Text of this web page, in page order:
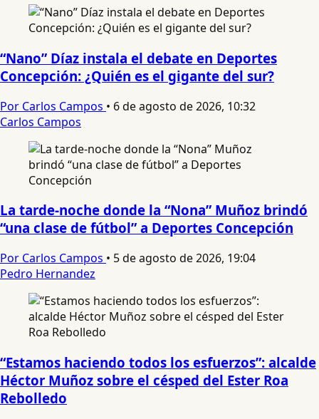
“Nano” Díaz instala el debate en Deportes
Concepción: ¿Quién es el gigante del sur?
Por Carlos Campos • 6 de agosto de 2026, 10:32
Carlos Campos
La tarde-noche donde la “Nona” Muñoz brindó
“una clase de fútbol” a Deportes Concepción
Por Carlos Campos • 5 de agosto de 2026, 19:04
Pedro Hernandez
“Estamos haciendo todos los esfuerzos”: alcalde
Héctor Muñoz sobre el césped del Ester Roa
Rebolledo